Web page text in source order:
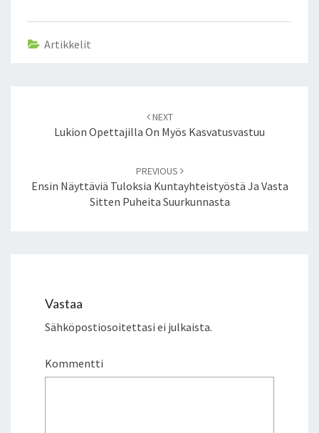
Artikkelit
navigation
NEXT
Lukion Opettajilla On Myös Kasvatusvastuu
PREVIOUS
Ensin Näyttäviä Tuloksia Kuntayhteistyöstä Ja Vasta
Sitten Puheita Suurkunnasta
Vastaa
Sähköpostiosoitettasi ei julkaista.
Kommentti